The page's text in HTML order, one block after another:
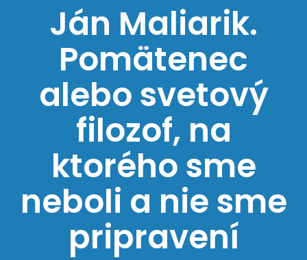
Ján Maliarik.
Pomätenec
alebo svetový
filozof, na
ktorého sme
neboli a nie sme
pripravení